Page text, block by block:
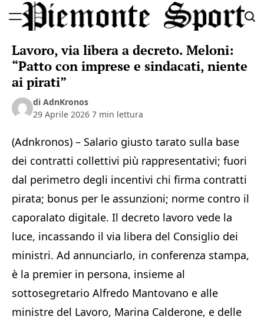
to
Sport
Lavoro, via libera a decreto. Meloni:
“Patto con imprese e sindacati, niente
ai pirati”
di AdnKronos
29 Aprile 2026 7 min lettura
(Adnkronos) – Salario giusto tarato sulla base
dei contratti collettivi più rappresentativi; fuori
dal perimetro degli incentivi chi firma contratti
pirata; bonus per le assunzioni; norme contro il
caporalato digitale. Il decreto lavoro vede la
luce, incassando il via libera del Consiglio dei
ministri. Ad annunciarlo, in conferenza stampa,
è la premier in persona, insieme al
sottosegretario Alfredo Mantovano e alle
ministre del Lavoro, Marina Calderone, e delle